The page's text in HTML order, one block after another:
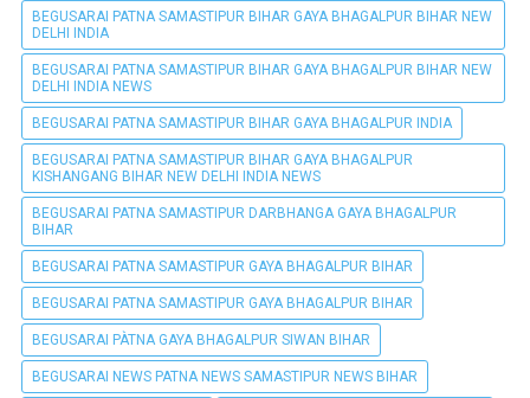
BEGUSARAI PATNA SAMASTIPUR BIHAR GAYA BHAGALPUR BIHAR NEW
DELHI INDIA
BEGUSARAI PATNA SAMASTIPUR BIHAR GAYA BHAGALPUR BIHAR NEW
DELHI INDIA NEWS
BEGUSARAI PATNA SAMASTIPUR BIHAR GAYA BHAGALPUR INDIA
BEGUSARAI PATNA SAMASTIPUR BIHAR GAYA BHAGALPUR
KISHANGANG BIHAR NEW DELHI INDIA NEWS
BEGUSARAI PATNA SAMASTIPUR DARBHANGA GAYA BHAGALPUR
BIHAR
BEGUSARAI PATNA SAMASTIPUR GAYA BHAGALPUR BIHAR
BEGUSARAI PATNA SAMASTIPUR GAYA BHAGALPUR BIHAR
BEGUSARAI PÀTNA GAYA BHAGALPUR SIWAN BIHAR
BEGUSARAI NEWS PATNA NEWS SAMASTIPUR NEWS BIHAR